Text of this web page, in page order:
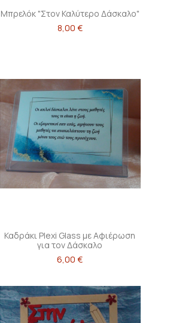
Μπρελόκ "Στον Καλύτερο Δάσκαλο"
8,00 €
Καδράκι Plexi Glass με Αφιέρωση
για τον Δάσκαλο
6,00 €